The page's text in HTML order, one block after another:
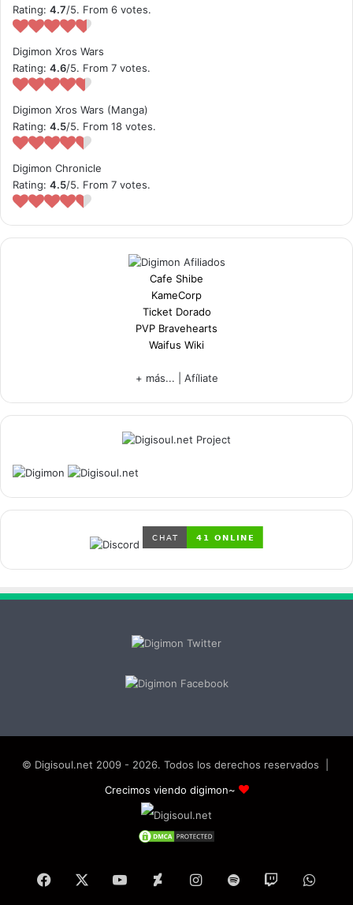
Rating: 4.7/5. From 6 votes.
Digimon Xros Wars
Rating: 4.6/5. From 7 votes.
Digimon Xros Wars (Manga)
Rating: 4.5/5. From 18 votes.
Digimon Chronicle
Rating: 4.5/5. From 7 votes.
Cafe Shibe
KameCorp
Ticket Dorado
PVP Bravehearts
Waifus Wiki
+ más... Afíliate
© Digisoul.net 2009 - 2026. Todos los derechos reservados |
Crecimos viendo digimon~
Facebook YouTubeDeviantArtInstagram
Spotify Twitch